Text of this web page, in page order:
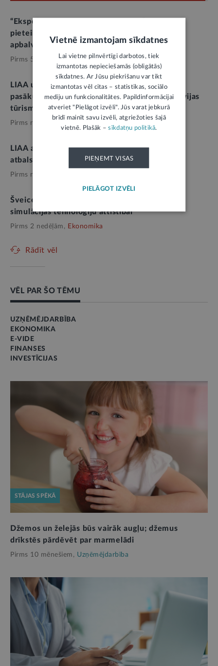
“Eksporta un inovācijas balva 2026”: sākusies
pieteikšanās Latvijas augstākajam valsts
apbalvojumam uzņēmējdarbībā
Pirms 5 dienām, Ekonomika
LIAA un tūrisma nozare vienojas par papildu
pasākumiem ārvalstu tūristu piesaistei un Latvijas
tūrisma konkurētspējas stiprināšanai
Pirms nedēļas,
LIAA aicina pieteikt projektus ārvalstu filmu
atbalsta programmā
Pirms nedēļas,
Šveices jaunuzņēmums izvēlas Latviju dronu
simulācijas tehnoloģiju attīstībai
Pirms 2 nedēļām, Ekonomika
Rādīt vēl
VĒL PAR ŠO TĒMU
UZŅĒMĒJDARBĪBA
EKONOMIKA
E-VIDE
FINANSES
INVESTĪCIJAS
STĀJAS SPĒKĀ
Džemos un želejās būs vairāk augļu; džemus
drīkstēs pārdēvēt par marmelādi
Pirms 10 mēnešiem, Uzņēmējdarbība
Vietnē izmantojam sīkdatnes
Lai vietne pilnvērtīgi darbotos, tiek
izmantotas nepieciešamās (obligātās)
sīkdatnes. Ar Jūsu piekrišanu var tikt
izmantotas vēl citas – statistikas, sociālo
mediju un funkcionalitātes. Papildinformācijai
atveriet "Pielāgot izvēli". Jūs varat jebkurā
brīdī mainīt savu izvēli, atgriežoties šajā
vietnē. Plašāk –sīkdatņu politikā.
PIEŅEMT VISAS
PIELĀGOT IZVĒLI